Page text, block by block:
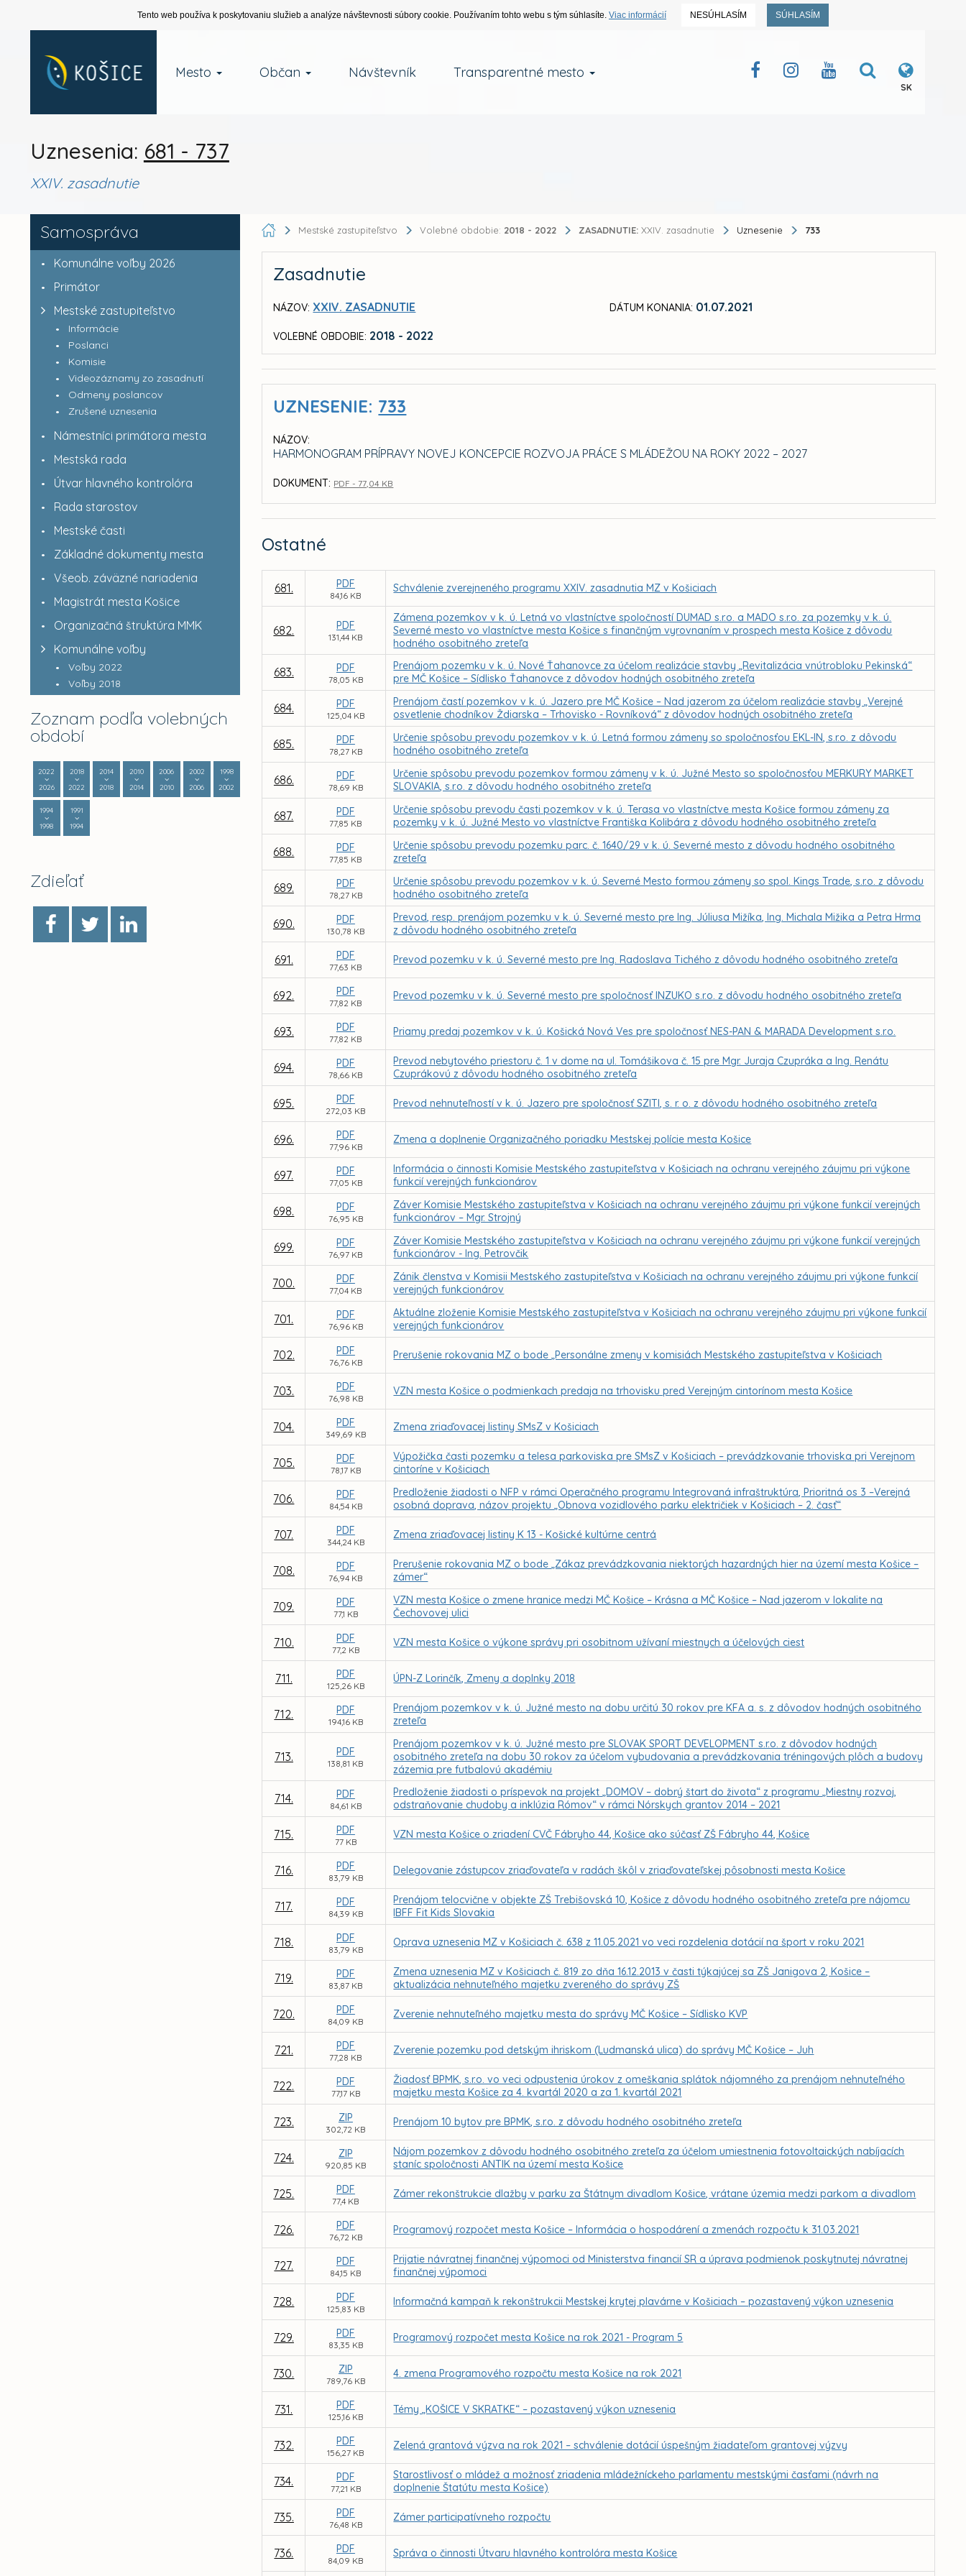
Tento web používa k poskytovaniu služieb a analýze návštevnosti súbory cookie. Používaním tohto webu s tým súhlasíte. Viac informácií NESÚHLASÍM SÚHLASÍM
Mesto Občan Návštevník Transparentné mesto
SK
Uznesenia: 681 - 737
XXIV. zasadnutie
Samospráva
Komunálne voľby 2026
Primátor
Mestské zastupiteľstvo
Informácie
Poslanci
Komisie
Videozáznamy zo zasadnutí
Odmeny poslancov
Zrušené uznesenia
Námestníci primátora mesta
Mestská rada
Útvar hlavného kontrolóra
Rada starostov
Mestské časti
Základné dokumenty mesta
Všeob. záväzné nariadenia
Magistrát mesta Košice
Organizačná štruktúra MMK
Komunálne voľby
Voľby 2022
Voľby 2018
Zoznam podľa volebných
období
2022
2026
2018
2022
2014
2018
2010
2014
2006
2010
2002
2006
1998
2002
1994
1998
1991
1994
Zdieľať
Mestské zastupiteľstvo Volebné obdobie: 2018 - 2022 ZASADNUTIE: XXIV. zasadnutie Uznesenie 733
Zasadnutie
NÁZOV: XXIV. ZASADNUTIE
VOLEBNÉ OBDOBIE: 2018 - 2022
DÁTUM KONANIA: 01.07.2021
UZNESENIE: 733
NÁZOV:
HARMONOGRAM PRÍPRAVY NOVEJ KONCEPCIE ROZVOJA PRÁCE S MLÁDEŽOU NA ROKY 2022 – 2027
DOKUMENT: PDF - 77,04 KB
Ostatné
681. PDF
84,16 KB
Schválenie zverejneného programu XXIV. zasadnutia MZ v Košiciach
682. PDF
131,44 KB
Zámena pozemkov v k. ú. Letná vo vlastníctve spoločností DUMAD s.r.o. a MADO s.r.o. za pozemky v k. ú.
Severné mesto vo vlastníctve mesta Košice s finančným vyrovnaním v prospech mesta Košice z dôvodu
hodného osobitného zreteľa
683. PDF
78,05 KB
Prenájom pozemku v k. ú. Nové Ťahanovce za účelom realizácie stavby „Revitalizácia vnútrobloku Pekinská“
pre MČ Košice – Sídlisko Ťahanovce z dôvodov hodných osobitného zreteľa
684. PDF
125,04 KB
Prenájom častí pozemkov v k. ú. Jazero pre MČ Košice – Nad jazerom za účelom realizácie stavby „Verejné
osvetlenie chodníkov Ždiarska – Trhovisko - Rovníková“ z dôvodov hodných osobitného zreteľa
685. PDF
78,27 KB
Určenie spôsobu prevodu pozemkov v k. ú. Letná formou zámeny so spoločnosťou EKL-IN, s.r.o. z dôvodu
hodného osobitného zreteľa
686. PDF
78,69 KB
Určenie spôsobu prevodu pozemkov formou zámeny v k. ú. Južné Mesto so spoločnosťou MERKURY MARKET
SLOVAKIA, s.r.o. z dôvodu hodného osobitného zreteľa
687. PDF
77,85 KB
Určenie spôsobu prevodu časti pozemkov v k. ú. Terasa vo vlastníctve mesta Košice formou zámeny za
pozemky v k. ú. Južné Mesto vo vlastníctve Františka Kolibára z dôvodu hodného osobitného zreteľa
688. PDF
77,85 KB
Určenie spôsobu prevodu pozemku parc. č. 1640/29 v k. ú. Severné mesto z dôvodu hodného osobitného
zreteľa
689. PDF
78,27 KB
Určenie spôsobu prevodu pozemkov v k. ú. Severné Mesto formou zámeny so spol. Kings Trade, s.r.o. z dôvodu
hodného osobitného zreteľa
690. PDF
130,78 KB
Prevod, resp. prenájom pozemku v k. ú. Severné mesto pre Ing. Júliusa Mižíka, Ing. Michala Mižika a Petra Hrma
z dôvodu hodného osobitného zreteľa
691. PDF
77,63 KB
Prevod pozemku v k. ú. Severné mesto pre Ing. Radoslava Tichého z dôvodu hodného osobitného zreteľa
692. PDF
77,82 KB
Prevod pozemku v k. ú. Severné mesto pre spoločnosť INZUKO s.r.o. z dôvodu hodného osobitného zreteľa
693. PDF
77,82 KB
Priamy predaj pozemkov v k. ú. Košická Nová Ves pre spoločnosť NES-PAN & MARADA Development s.r.o.
694. PDF
78,66 KB
Prevod nebytového priestoru č. 1 v dome na ul. Tomášikova č. 15 pre Mgr. Juraja Czupráka a Ing. Renátu
Czuprákovú z dôvodu hodného osobitného zreteľa
695. PDF
272,03 KB
Prevod nehnuteľností v k. ú. Jazero pre spoločnosť SZITI, s. r. o. z dôvodu hodného osobitného zreteľa
696. PDF
77,96 KB
Zmena a doplnenie Organizačného poriadku Mestskej polície mesta Košice
697. PDF
77,05 KB
Informácia o činnosti Komisie Mestského zastupiteľstva v Košiciach na ochranu verejného záujmu pri výkone
funkcií verejných funkcionárov
698. PDF
76,95 KB
Záver Komisie Mestského zastupiteľstva v Košiciach na ochranu verejného záujmu pri výkone funkcií verejných
funkcionárov – Mgr. Strojný
699. PDF
76,97 KB
Záver Komisie Mestského zastupiteľstva v Košiciach na ochranu verejného záujmu pri výkone funkcií verejných
funkcionárov - Ing. Petrovčik
700. PDF
77,04 KB
Zánik členstva v Komisii Mestského zastupiteľstva v Košiciach na ochranu verejného záujmu pri výkone funkcií
verejných funkcionárov
701. PDF
76,96 KB
Aktuálne zloženie Komisie Mestského zastupiteľstva v Košiciach na ochranu verejného záujmu pri výkone funkcií
verejných funkcionárov
702. PDF
76,76 KB
Prerušenie rokovania MZ o bode „Personálne zmeny v komisiách Mestského zastupiteľstva v Košiciach
703. PDF
76,98 KB
VZN mesta Košice o podmienkach predaja na trhovisku pred Verejným cintorínom mesta Košice
704. PDF
349,69 KB
Zmena zriaďovacej listiny SMsZ v Košiciach
705. PDF
78,17 KB
Výpožička časti pozemku a telesa parkoviska pre SMsZ v Košiciach – prevádzkovanie trhoviska pri Verejnom
cintoríne v Košiciach
706. PDF
84,54 KB
Predloženie žiadosti o NFP v rámci Operačného programu Integrovaná infraštruktúra, Prioritná os 3 –Verejná
osobná doprava, názov projektu „Obnova vozidlového parku električiek v Košiciach – 2. časť“
707. PDF
344,24 KB
Zmena zriaďovacej listiny K 13 - Košické kultúrne centrá
708. PDF
76,94 KB
Prerušenie rokovania MZ o bode „Zákaz prevádzkovania niektorých hazardných hier na území mesta Košice –
zámer“
709. PDF
77,1 KB
VZN mesta Košice o zmene hranice medzi MČ Košice – Krásna a MČ Košice – Nad jazerom v lokalite na
Čechovovej ulici
710. PDF
77,2 KB
VZN mesta Košice o výkone správy pri osobitnom užívaní miestnych a účelových ciest
711. PDF
125,26 KB
ÚPN-Z Lorinčík, Zmeny a doplnky 2018
712. PDF
194,16 KB
Prenájom pozemkov v k. ú. Južné mesto na dobu určitú 30 rokov pre KFA a. s. z dôvodov hodných osobitného
zreteľa
713. PDF
138,81 KB
Prenájom pozemkov v k. ú. Južné mesto pre SLOVAK SPORT DEVELOPMENT s.r.o. z dôvodov hodných
osobitného zreteľa na dobu 30 rokov za účelom vybudovania a prevádzkovania tréningových plôch a budovy
zázemia pre futbalovú akadémiu
714. PDF
84,61 KB
Predloženie žiadosti o príspevok na projekt „DOMOV – dobrý štart do života“ z programu „Miestny rozvoj,
odstraňovanie chudoby a inklúzia Rómov“ v rámci Nórskych grantov 2014 – 2021
715. PDF
77 KB
VZN mesta Košice o zriadení CVČ Fábryho 44, Košice ako súčasť ZŠ Fábryho 44, Košice
716. PDF
83,79 KB
Delegovanie zástupcov zriaďovateľa v radách škôl v zriaďovateľskej pôsobnosti mesta Košice
717. PDF
84,39 KB
Prenájom telocvične v objekte ZŠ Trebišovská 10, Košice z dôvodu hodného osobitného zreteľa pre nájomcu
IBFF Fit Kids Slovakia
718. PDF
83,79 KB
Oprava uznesenia MZ v Košiciach č. 638 z 11.05.2021 vo veci rozdelenia dotácií na šport v roku 2021
719. PDF
83,87 KB
Zmena uznesenia MZ v Košiciach č. 819 zo dňa 16.12.2013 v časti týkajúcej sa ZŠ Janigova 2, Košice –
aktualizácia nehnuteľného majetku zvereného do správy ZŠ
720. PDF
84,09 KB
Zverenie nehnuteľného majetku mesta do správy MČ Košice – Sídlisko KVP
721. PDF
77,28 KB
Zverenie pozemku pod detským ihriskom (Ludmanská ulica) do správy MČ Košice – Juh
722. PDF
77,17 KB
Žiadosť BPMK, s.r.o. vo veci odpustenia úrokov z omeškania splátok nájomného za prenájom nehnuteľného
majetku mesta Košice za 4. kvartál 2020 a za 1. kvartál 2021
723. ZIP
302,72 KB
Prenájom 10 bytov pre BPMK, s.r.o. z dôvodu hodného osobitného zreteľa
724. ZIP
920,85 KB
Nájom pozemkov z dôvodu hodného osobitného zreteľa za účelom umiestnenia fotovoltaických nabíjacích
staníc spoločnosti ANTIK na území mesta Košice
725. PDF
77,4 KB
Zámer rekonštrukcie dlažby v parku za Štátnym divadlom Košice, vrátane územia medzi parkom a divadlom
726. PDF
76,72 KB
Programový rozpočet mesta Košice – Informácia o hospodárení a zmenách rozpočtu k 31.03.2021
727. PDF
84,15 KB
Prijatie návratnej finančnej výpomoci od Ministerstva financií SR a úprava podmienok poskytnutej návratnej
finančnej výpomoci
728. PDF
125,83 KB
Informačná kampaň k rekonštrukcii Mestskej krytej plavárne v Košiciach – pozastavený výkon uznesenia
729. PDF
83,35 KB
Programový rozpočet mesta Košice na rok 2021 - Program 5
730. ZIP
789,76 KB
4. zmena Programového rozpočtu mesta Košice na rok 2021
731. PDF
125,16 KB
Témy „KOŠICE V SKRATKE“ – pozastavený výkon uznesenia
732. PDF
156,27 KB
Zelená grantová výzva na rok 2021 – schválenie dotácií úspešným žiadateľom grantovej výzvy
734. PDF
77,21 KB
Starostlivosť o mládež a možnosť zriadenia mládežníckeho parlamentu mestskými časťami (návrh na
doplnenie Štatútu mesta Košice)
735. PDF
76,48 KB
Zámer participatívneho rozpočtu
736. PDF
84,09 KB
Správa o činnosti Útvaru hlavného kontrolóra mesta Košice